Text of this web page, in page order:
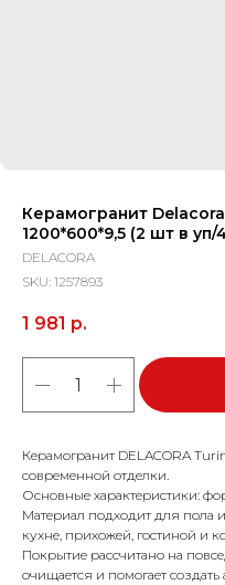
Керамогранит
1200*600*9,5 (2 шт в уп/
DELACORA
SKU: 1257893
1 981 р.
Керамогранит DELACORA
современной отделки.
Основные характеристики:
Материал подходит для пола
кухне, прихожей, гостиной и
Покрытие рассчитано на
очищается и помогает